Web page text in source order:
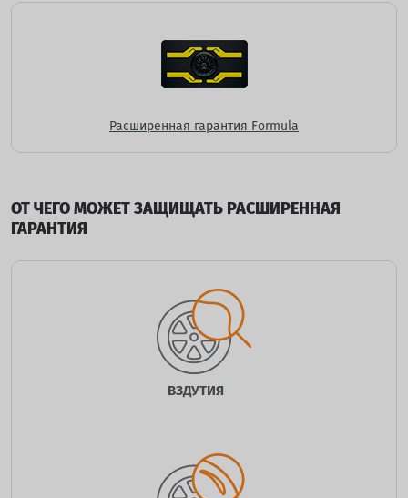
Расширенная гарантия Formula
ОТ ЧЕГО МОЖЕТ ЗАЩИЩАТЬ РАСШИРЕННАЯ
ГАРАНТИЯ
ВЗДУТИЯ